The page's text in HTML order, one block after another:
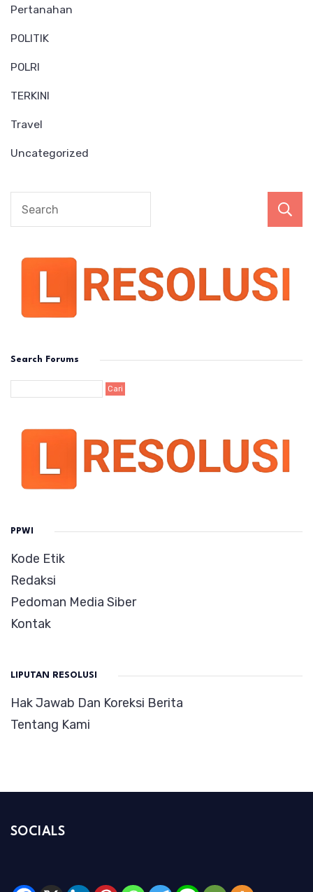
Pertanahan
POLITIK
POLRI
TERKINI
Travel
Uncategorized
Search Forums
PPWI
Kode Etik
Redaksi
Pedoman Media Siber
Kontak
LIPUTAN RESOLUSI
Hak Jawab Dan Koreksi Berita
Tentang Kami
SOCIALS